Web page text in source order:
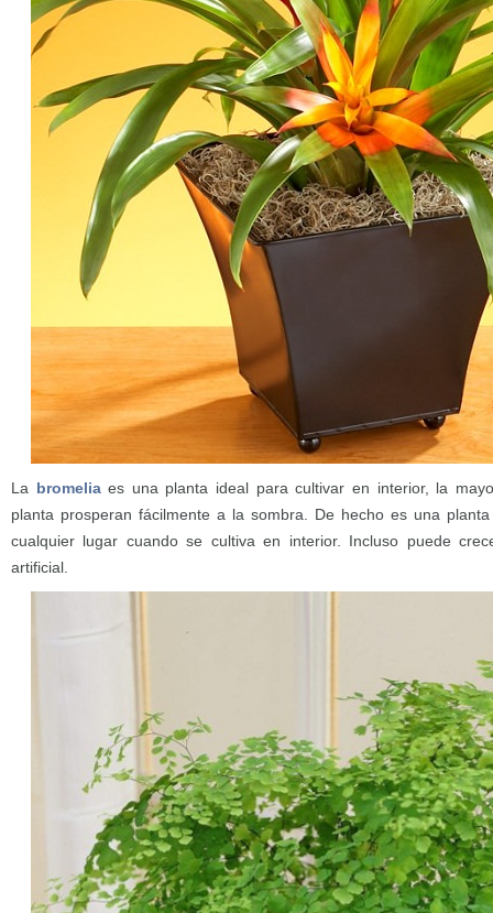
La bromeliaes una planta ideal para cultivar en interior, la
planta prosperan fácilmente a la sombra. De hecho es una
cualquier lugar cuando se cultiva en interior. Incluso puede
artificial.